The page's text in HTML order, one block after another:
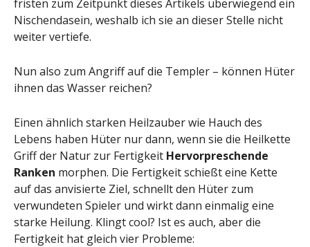
fristen zum Zeitpunkt dieses Artikels überwiegend ein
Nischendasein, weshalb ich sie an dieser Stelle nicht
weiter vertiefe.
Nun also zum Angriff auf die Templer – können Hüter
ihnen das Wasser reichen?
Einen ähnlich starken Heilzauber wie Hauch des
Lebens haben Hüter nur dann, wenn sie die Heilkette
Griff der Natur zur Fertigkeit Hervorpreschende
Ranken morphen. Die Fertigkeit schießt eine Kette
auf das anvisierte Ziel, schnellt den Hüter zum
verwundeten Spieler und wirkt dann einmalig eine
starke Heilung. Klingt cool? Ist es auch, aber die
Fertigkeit hat gleich vier Probleme: